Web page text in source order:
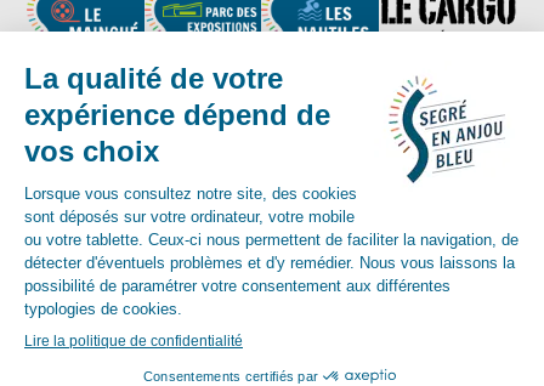
Contact :
02 41 92 17 83
-
contact@segreenanjoubleu.fr
English Allemandespagnol